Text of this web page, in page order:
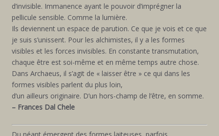
d’invisible. Immanence ayant le pouvoir d’imprégner la
pellicule sensible. Comme la lumière.
Ils deviennent un espace de parution. Ce que je vois et ce que
je suis s’unissent. Pour les alchimistes, il y a les formes
visibles et les forces invisibles. En constante transmutation,
chaque être est soi-même et en même temps autre chose.
Dans Archaeus, il s’agit de « laisser être » ce qui dans les
formes visibles parlent du plus loin,
d’un ailleurs originaire. D’un hors-champ de l’être, en somme.
– Frances Dal Chele